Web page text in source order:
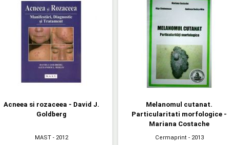
Acneea si rozaceea - David J.
Goldberg
MAST- 2012
Melanomul cutanat.
Particularitati morfologice -
Mariana Costache
Cermaprint - 2013